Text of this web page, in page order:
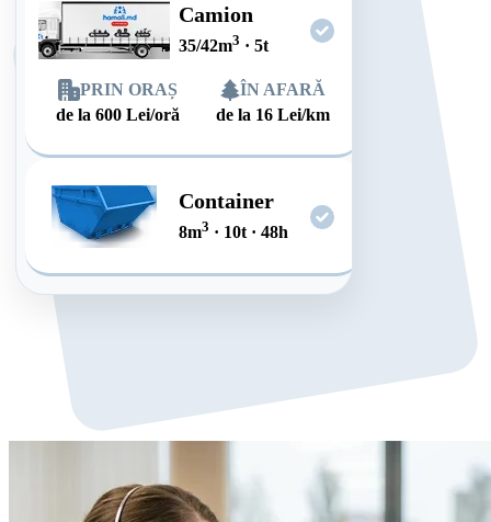
Camion
35/42m3 · 5t
PRIN ORAȘ
de la600 Lei/oră
ÎN AFARĂ
de la 16 Lei/km
Container
8m3 · 10t · 48h